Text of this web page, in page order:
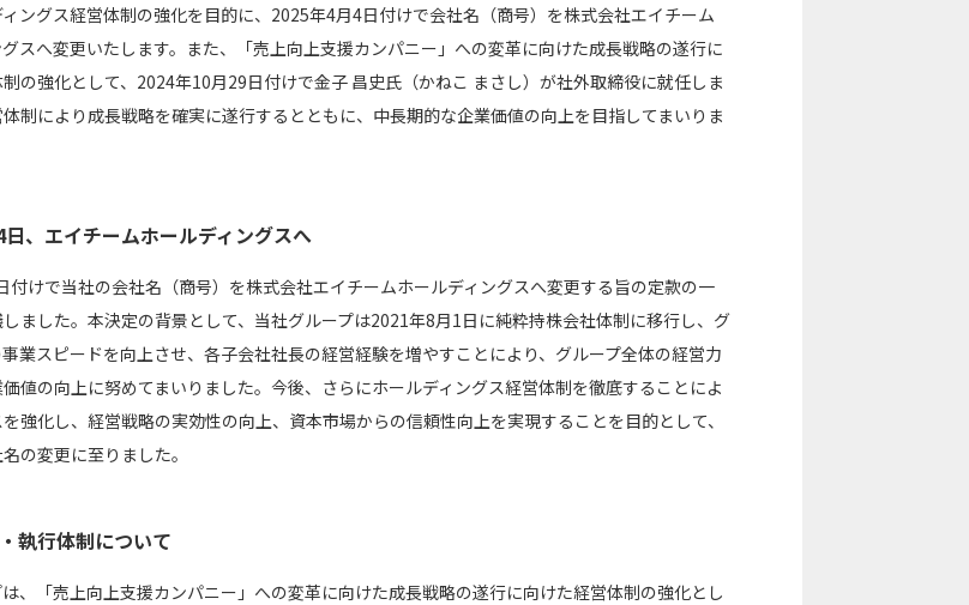
ングス経営体制の強化を目的に、2025年4月4日付けで会社名（商号）を株式会社エイチーム
スへ変更いたします。また、「売上向上支援カンパニー」への変革に向けた成長戦略の遂行に
の強化として、2024年10月29日付けで金子 昌史氏（かねこ まさし）が社外取締役に就任しま
体制により成長戦略を確実に遂行するとともに、中長期的な企業価値の向上を目指してまいりま
、エイチームホールディングスへ
付けで当社の会社名（商号）を株式会社エイチームホールディングスへ変更する旨の定款の一
ました。本決定の背景として、当社グループは2021年8月1日に純粋持株会社体制に移行し、グ
業スピードを向上させ、各子会社社長の経営経験を増やすことにより、グループ全体の経営力
値の向上に努めてまいりました。今後、さらにホールディングス経営体制を徹底することによ
強化し、経営戦略の実効性の向上、資本市場からの信頼性向上を実現することを目的として、
の変更に至りました。
執行体制について
、「売上向上支援カンパニー」への変革に向けた成長戦略の遂行に向けた経営体制の強化とし